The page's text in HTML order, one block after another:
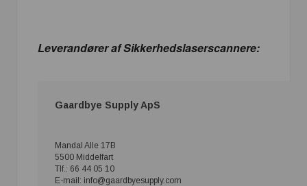
Leverandører af Sikkerhedslaserscannere:
Gaardbye Supply ApS
Mandal Alle 17B
5500 Middelfart
Tlf.: 66 44 05 10
E-mail: info@gaardbyesupply.com